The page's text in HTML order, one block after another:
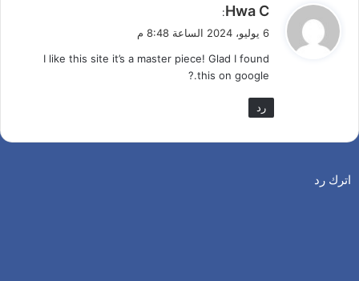
ي
ق
ل
Hwa C
:
6 يوليو، 2024 الساعة 8:48 م
I like this site it’s a master piece! Glad I found
this on google.?
رد
اترك رد